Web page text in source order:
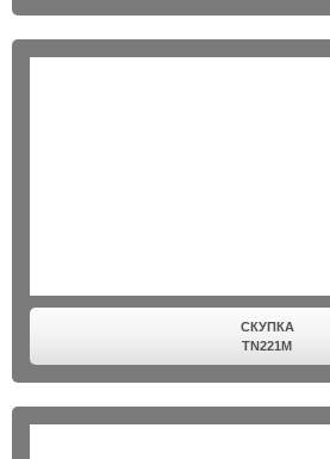
СКУПКА
TN221M